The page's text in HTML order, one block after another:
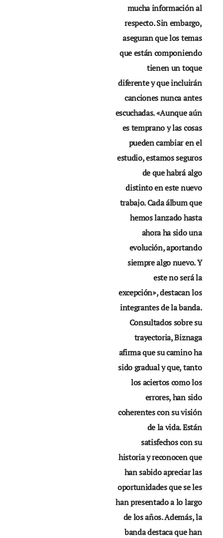
mucha información al
respecto. Sin embargo,
aseguran que los temas
que están componiendo
tienen un toque
diferente y que incluirán
canciones nunca antes
escuchadas. «Aunque aún
es temprano y las cosas
pueden cambiar en el
estudio, estamos seguros
de que habrá algo
distinto en este nuevo
trabajo. Cada álbum que
hemos lanzado hasta
ahora ha sido una
evolución, aportando
siempre algo nuevo. Y
este no será la
excepción», destacan los
integrantes de la banda.
Consultados sobre su
trayectoria, Biznaga
afirma que su camino ha
sido gradual y que, tanto
los aciertos como los
errores, han sido
coherentes con su visión
de la vida. Están
satisfechos con su
historia y reconocen que
han sabido apreciar las
oportunidades que se les
han presentado a lo largo
de los años. Además, la
banda destaca que han